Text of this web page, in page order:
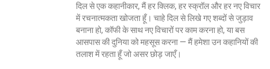
दिल से एक कहानीकार, मैं हर क्लिक, हर स्क्रॉल और हर नए विचार
में रचनात्मकता खोजता हूँ। चाहे दिल से लिखे गए शब्दों से जुड़ाव
बनाना हो, कॉफी के साथ नए विचारों पर काम करना हो, या बस
आसपास की दुनिया को महसूस करना — मैं हमेशा उन कहानियों की
तलाश में रहता हूँ जो असर छोड़ जाएँ।